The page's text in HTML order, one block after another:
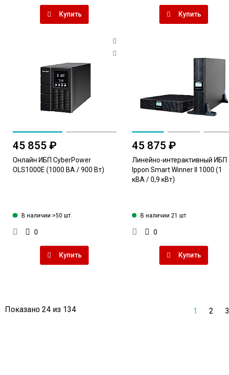
Купить Купить
45 855 ₽
Онлайн ИБП CyberPower
OLS1000E (1000 ВА / 900 Вт)
В наличии >50 шт.
0
Купить
45 875 ₽
Линейно-интерактивный ИБП
Ippon Smart Winner II 1000 (1
кВА / 0,9 кВт)
В наличии 21 шт.
0
Купить
Показано 24 из 134 1 2 3